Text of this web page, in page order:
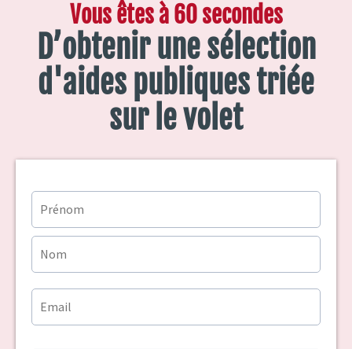
Vous êtes à 60 secondes
D’obtenir une sélection
d'aides publiques triée
sur le volet